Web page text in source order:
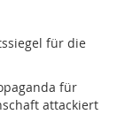
für die
für
attackiert